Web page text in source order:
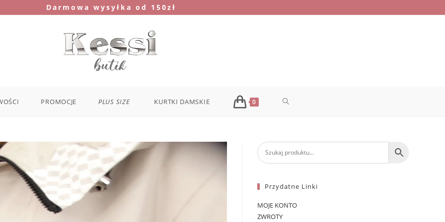
Darmowa wysyłka od 150zł
PROMOCJE PLUS SIZE KURTKI DAMSKIE 0 TOGGLE
Przydatne Linki
MOJE KONTO
ZWROTY